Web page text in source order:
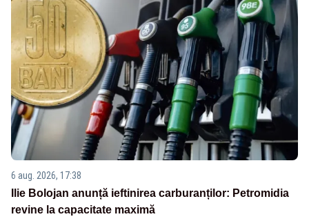
6 aug. 2026, 17:38
Ilie Bolojan anunță ieftinirea carburanților: Petromidia
revine la capacitate maximă